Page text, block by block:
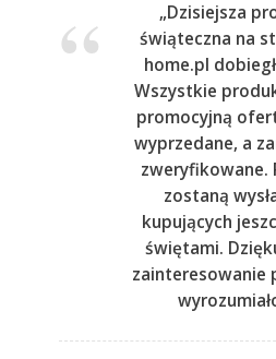
„Dzisiejsza
świąteczna na
home.pl
Wszystkie
promocyjną
wyprzedane, a
zweryfikowane.
zostaną
kupujących
świętami.
zainteresowanie